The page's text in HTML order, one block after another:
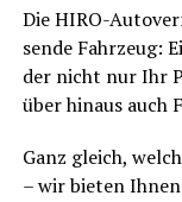
Die HIRO-
sen­de Fahr­zeug:
der nicht nur Ihr
über hin­aus auch
Ganz gleich,
– wir bie­ten